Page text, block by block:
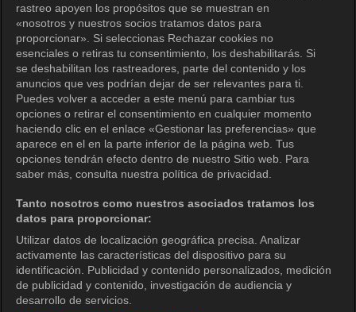
rastreo apoyen los propósitos que se muestran en
«nosotros y nuestros socios tratamos datos para
proporcionar». Si seleccionas Rechazar cookies no
esenciales o retiras tu consentimiento, los deshabilitarás. Si
se deshabilitan los rastreadores, parte del contenido y los
anuncios que ves podrían dejar de ser relevantes para ti.
Puedes volver a acceder a este menú para cambiar tus
opciones o retirar el consentimiento en cualquier momento
haciendo clic en el enlace «Gestionar las preferencias» que
aparece en el en la parte inferior de la página web. Tus
opciones tendrán efecto dentro de nuestro Sitio web. Para
saber más, consulta nuestra política de privacidad.
Tanto nosotros como nuestros asociados tratamos los
datos para proporcionar:
Utilizar datos de localización geográfica precisa. Analizar
activamente las características del dispositivo para su
identificación. Publicidad y contenido personalizados, medición
de publicidad y contenido, investigación de audiencia y
desarrollo de servicios.